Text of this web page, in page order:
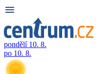
pondělí 10. 8.
po 10. 8.